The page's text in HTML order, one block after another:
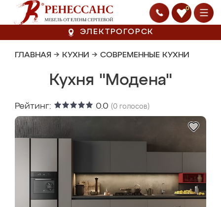
0
ЭЛЕКТРОГОРСК
ГЛАВНАЯ → КУХНИ → СОВРЕМЕННЫЕ КУХНИ
Кухня "Модена"
Рейтинг: 0.0 (0 голосов)